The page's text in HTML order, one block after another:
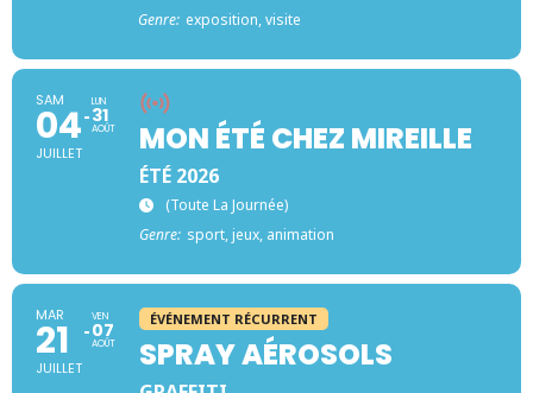
Genre: exposition, visite
SAM
04
JUILLET
LUN
31
AOÛT MON ÉTÉ CHEZ MIREILLE
ÉTÉ 2026
(toute La Journée)
Genre: sport, jeux, animation
MAR
21
JUILLET
VEN
07
AOÛT
ÉVÉNEMENT RÉCURRENT
SPRAY AÉROSOLS